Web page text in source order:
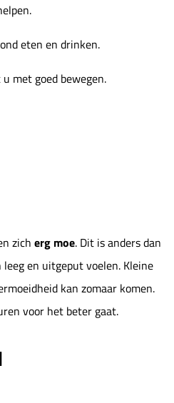
eten en drinken.
met goed bewegen.
zich erg moe. Dit is anders dan
en uitgeput voelen. Kleine
kan zomaar komen.
voor het beter gaat.